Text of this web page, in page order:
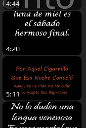
4:44
4:20
5:11